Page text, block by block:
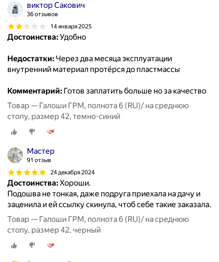
виктор Сакович
36 отзывов
14 января 2025
Достоинства:Удобно
Недостатки: Через два месяца эксплуатации
внутренний материал протёрся до пластмассы
Комментарий: Готов заплатить больше но за качество
Товар — Галоши ГРМ, полнота 6 (RU)/ на среднюю
стопу, размер 42, темно-синий
Мастер
91 отзыв
24 декабря 2024
Достоинства:Хороши.
Подошва не тонкая, даже подруга приехала на дачу и
заценила и ей ссылку скинула, чтоб себе такие заказала.
Товар — Галоши ГРМ, полнота 6 (RU)/ на среднюю
стопу, размер 42, черный